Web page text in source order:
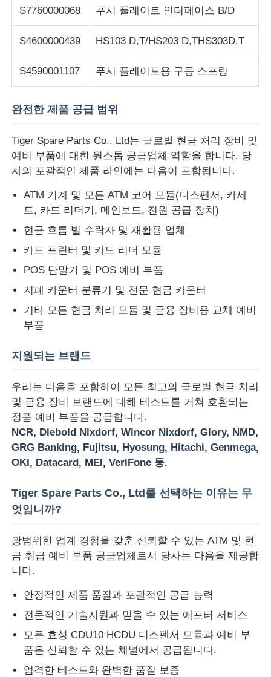
S7760000068 푸시 플레이트 인터페이스 B/D
S4600000439 HS103 D,T/HS203 D,THS303D,T
S4590001107 푸시 플레이트용 구동 스프링
완전한 제품 공급 범위
Tiger Spare Parts Co., Ltd는 글로벌 현금 처리 장비 및
예비 부품에 대한 원스톱 공급업체 역할을 합니다. 당
사의 포괄적인 제품 라인에는 다음이 포함됩니다.
ATM 기계 및 모든 ATM 코어 모듈(디스펜서, 카세
트, 카드 리더기, 메인보드, 전원 공급 장치)
현금 흐름 빌 수락자 및 재활용 업체
카드 프린터 및 카드 리더 모듈
POS 단말기 및 POS 예비 부품
지폐 카운터 분류기 및 전문 현금 카운터
기타 모든 현금 처리 모듈 및 금융 장비용 교체 예비
부품
지원되는 브랜드
우리는 다음을 포함하여 모든 최고의 글로벌 현금 처리
및 금융 장비 브랜드에 대해 테스트를 거쳐 호환되는
정품 예비 부품을 공급합니다.
NCR, Diebold Nixdorf, Wincor Nixdorf, Glory, NMD,
GRG Banking, Fujitsu, Hyosung, Hitachi, Genmega,
OKI, Datacard, MEI, VeriFone 등.
Tiger Spare Parts Co., Ltd를 선택하는 이유는 무
엇입니까?
광범위한 업계 경험을 갖춘 신뢰할 수 있는 ATM 및 현
금 취급 예비 부품 공급업체로서 당사는 다음을 제공합
니다.
안정적인 제품 품질과 포괄적인 공급 능력
전문적인 기술지원과 믿을 수 있는 애프터 서비스
모든 효성 CDU10 HCDU 디스펜서 모듈과 예비 부
품은 신뢰할 수 있는 채널에서 공급됩니다.
엄격한 테스트와 완벽한 품질 보증